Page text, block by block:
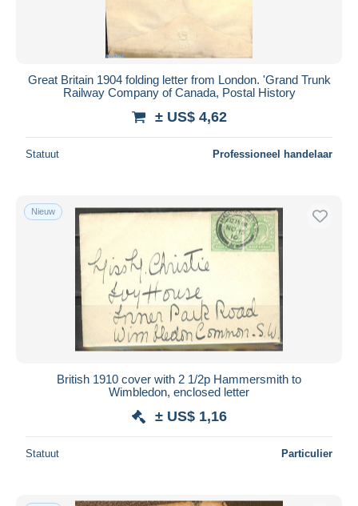
Great Britain 1904 folding letter from London. 'Grand Trunk
Railway Company of Canada, Postal History
± US$ 4,62
Statuut Professioneel handelaar
Nieuw
British 1910 cover with 2 1/2p Hammersmith to
Wimbledon, enclosed letter
± US$ 1,16
Statuut Particulier